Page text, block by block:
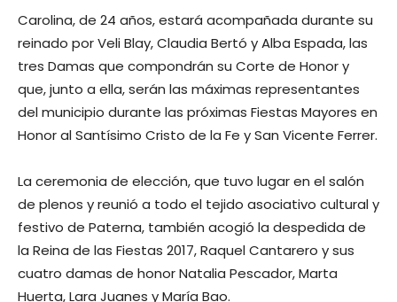
Carolina, de 24 años, estará acompañada durante su
reinado por Veli Blay, Claudia Bertó y Alba Espada, las
tres Damas que compondrán su Corte de Honor y
que, junto a ella, serán las máximas representantes
del municipio durante las próximas Fiestas Mayores en
Honor al Santísimo Cristo de la Fe y San Vicente Ferrer.
La ceremonia de elección, que tuvo lugar en el salón
de plenos y reunió a todo el tejido asociativo cultural y
festivo de Paterna, también acogió la despedida de
la Reina de las Fiestas 2017, Raquel Cantarero y sus
cuatro damas de honor Natalia Pescador, Marta
Huerta, Lara Juanes y María Bao.